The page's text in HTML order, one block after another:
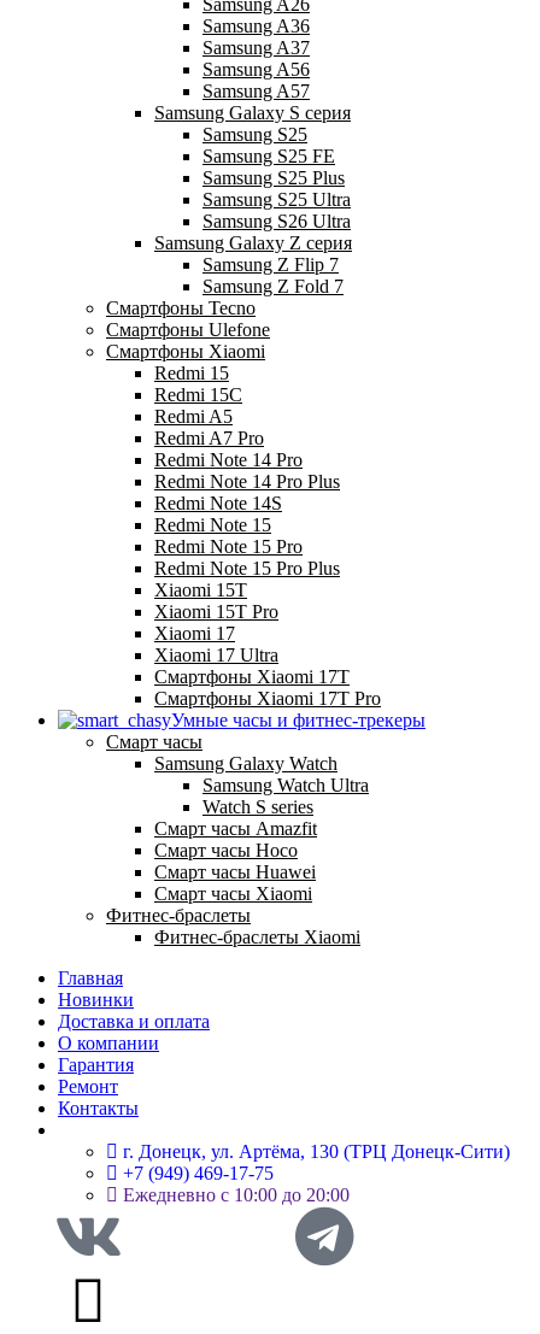
Samsung A26
Samsung A36
Samsung A37
Samsung A56
Samsung A57
Samsung Galaxy S серия
Samsung S25
Samsung S25 FE
Samsung S25 Plus
Samsung S25 Ultra
Samsung S26 Ultra
Samsung Galaxy Z серия
Samsung Z Flip 7
Samsung Z Fold 7
Смартфоны Tecno
Смартфоны Ulefone
Смартфоны Xiaomi
Redmi 15
Redmi 15C
Redmi A5
Redmi A7 Pro
Redmi Note 14 Pro
Redmi Note 14 Pro Plus
Redmi Note 14S
Redmi Note 15
Redmi Note 15 Pro
Redmi Note 15 Pro Plus
Xiaomi 15T
Xiaomi 15T Pro
Xiaomi 17
Xiaomi 17 Ultra
Смартфоны Xiaomi 17Т
Смартфоны Xiaomi 17Т Pro
Умные часы и фитнес-трекеры
Смарт часы
Samsung Galaxy Watch
Samsung Watch Ultra
Watch S series
Смарт часы Amazfit
Смарт часы Hoco
Смарт часы Huawei
Смарт часы Xiaomi
Фитнес-браслеты
Фитнес-браслеты Xiaomi
Главная
Новинки
Доставка и оплата
О компании
Гарантия
Ремонт
Контакты
г. Донецк, ул. Артёма, 130 (ТРЦ Донецк-Сити)
+7 (949) 469-17-75
Ежедневно с 10:00 до 20:00